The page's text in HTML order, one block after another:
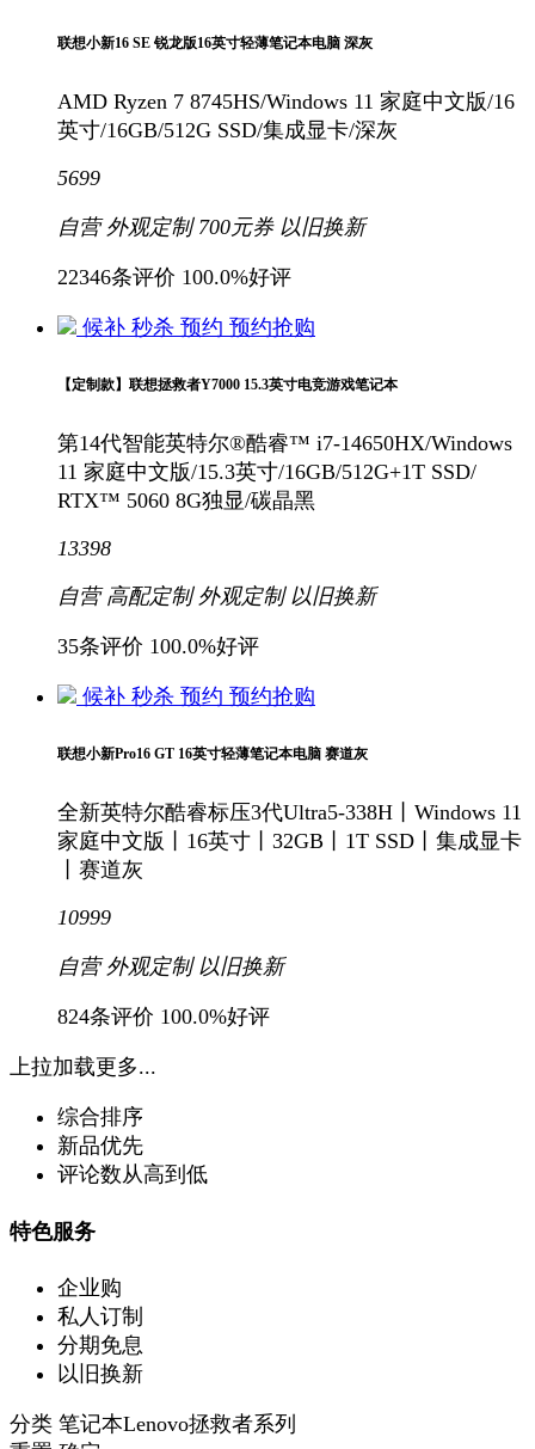
联想小新16 SE 锐龙版16英寸轻薄笔记本电脑 深灰
AMD Ryzen 7 8745HS/Windows 11 家庭中文版/16
英寸/16GB/512G SSD/集成显卡/深灰
5699
自营 外观定制 700元券 以旧换新
22346条评价 100.0%好评
候补 秒杀 预约 预约抢购
【定制款】联想拯救者Y7000 15.3英寸电竞游戏笔记本
第14代智能英特尔®酷睿™ i7-14650HX/Windows
11 家庭中文版/15.3英寸/16GB/512G+1T SSD/
RTX™ 5060 8G独显/碳晶黑
13398
自营 高配定制 外观定制 以旧换新
35条评价 100.0%好评
候补 秒杀 预约 预约抢购
联想小新Pro16 GT 16英寸轻薄笔记本电脑 赛道灰
全新英特尔酷睿标压3代Ultra5-338H丨Windows 11
家庭中文版丨16英寸丨32GB丨1T SSD丨集成显卡
丨赛道灰
10999
自营 外观定制 以旧换新
824条评价 100.0%好评
上拉加载更多...
综合排序
新品优先
评论数从高到低
特色服务
企业购
私人订制
分期免息
以旧换新
分类 笔记本Lenovo拯救者系列